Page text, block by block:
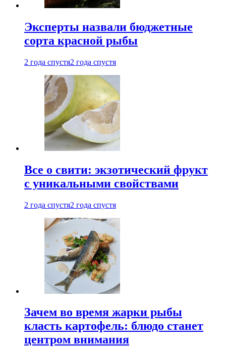
Эксперты назвали бюджетные
сорта красной рыбы
2 года спустя2 года спустя
Все о свити: экзотический фрукт
с уникальными свойствами
2 года спустя2 года спустя
Зачем во время жарки рыбы
класть картофель: блюдо станет
центром внимания